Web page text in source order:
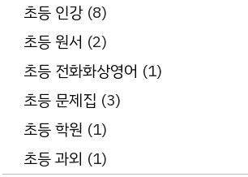
초등 인강(8)
초등 원서 (2)
초등 전화화상영어 (1)
초등 문제집 (3)
초등 학원 (1)
초등 과외 (1)